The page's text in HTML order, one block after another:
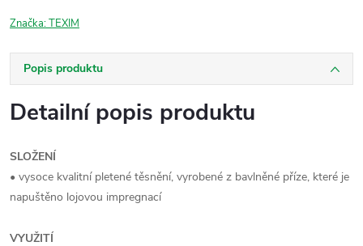
Značka:TEXIM
Popis produktu
Detailní popis produktu
SLOŽENÍ
• vysoce kvalitní pletené těsnění, vyrobené z bavlněné příze, které je
napuštěno lojovou impregnací
VYUŽITÍ